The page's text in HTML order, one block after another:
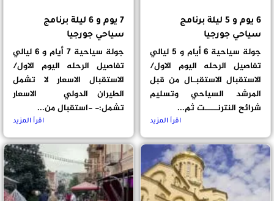
6 يوم و 5 ليلة برنامج
سياحي جورجيا
جولة سياحية 6 أيام و 5 ليالي
تفاصيل الرحله اليوم الاول/
الاستقبال الاستقبـال من قبل
المرشد السياحي وتسليم
شرائح النترنــــت ثم...
اقرأ المزيد
7 يوم و 6 ليلة برنامج
سياحي جورجيا
جولة سياحية 7 أيام و 6 ليالي
تفاصيل الرحله اليوم الاول/
الاستقبال الاسعار لا تشمل
الطيران الدولي الاسعار
تشمل:- -استقبال من...
اقرأ المزيد